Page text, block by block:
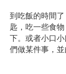
到吃飯的時間
匙，吃一些食
下。或者小口
們做某件事，並